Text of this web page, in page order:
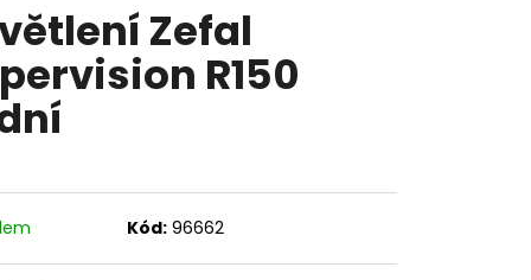
Zefal
R150
Kód: 96662